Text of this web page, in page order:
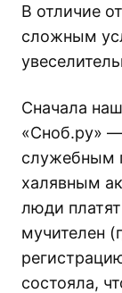
В отличие
сложным
Сначала
«Сноб.ру» —
служебным
халявным
люди
мучителен
состояла,